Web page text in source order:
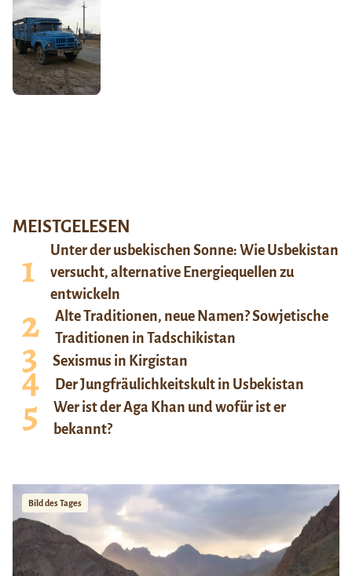
MEISTGELESEN
Unter der usbekischen Sonne: Wie Usbekistan
versucht, alternative Energiequellen zu
entwickeln
Alte Traditionen, neue Namen? Sowjetische
Traditionen in Tadschikistan
Sexismus in Kirgistan
Der Jungfräulichkeitskult in Usbekistan
Wer ist der Aga Khan und wofür ist er
bekannt?
Bild des Tages